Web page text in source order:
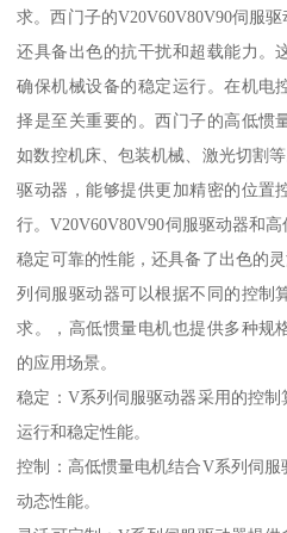
求。西门子的V20V60V80V90伺服
还具备出色的抗干扰和超载能力。
确保机械设备的稳定运行。在机电
择是至关重要的。西门子的高低惯
如数控机床、包装机械、激光切割
驱动器，能够提供更加精密的位置
行。V20V60V80V90伺服驱动器和
稳定可靠的性能，还具备了出色的
列伺服驱动器可以根据不同的控制
求。，高低惯量电机也提供多种规
的应用场景。
稳定：V系列伺服驱动器采用的控
运行和稳定性能。
控制：高低惯量电机结合V系列伺
动态性能。